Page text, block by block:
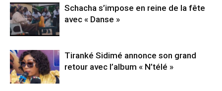
Schacha s’impose en reine de la fête
avec « Danse »
Tiranké Sidimé annonce son grand
retour avec l’album « N’télé »